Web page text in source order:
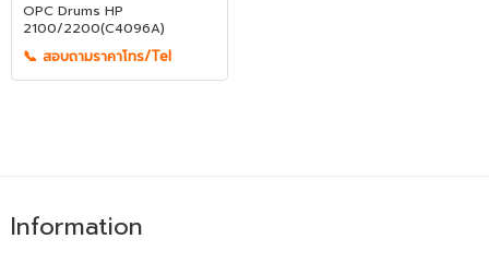
OPC Drums HP
2100/2200(C4096A)
📞 สอบถามราคาโทร/Tel
Information